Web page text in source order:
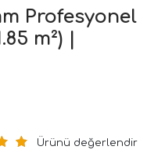
Profesyonel
m²) |
Ürünü değerlendir